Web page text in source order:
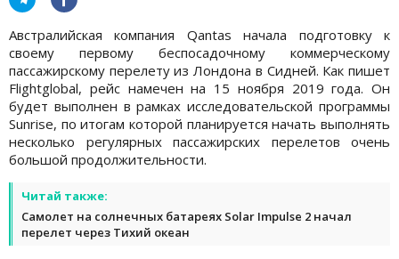
Австралийская компания Qantas начала подготовку к
своему первому беспосадочному коммерческому
пассажирскому перелету из Лондона в Сидней. Как пишет
Flightglobal, рейс намечен на 15 ноября 2019 года. Он
будет выполнен в рамках исследовательской программы
Sunrise, по итогам которой планируется начать выполнять
несколько регулярных пассажирских перелетов очень
большой продолжительности.
Читай также:
Самолет на солнечных батареях Solar Impulse 2 начал
перелет через Тихий океан